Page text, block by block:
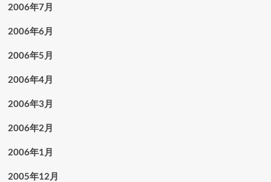
2006年7月
2006年6月
2006年5月
2006年4月
2006年3月
2006年2月
2006年1月
2005年12月